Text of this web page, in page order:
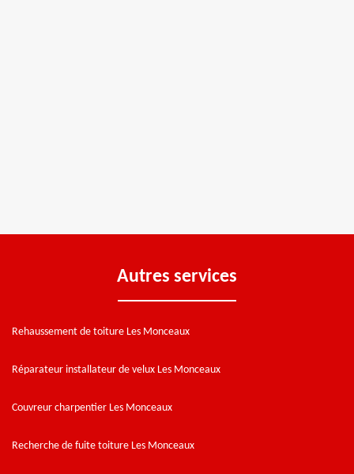
Autres services
Rehaussement de toiture Les Monceaux
Réparateur installateur de velux Les Monceaux
Couvreur charpentier Les Monceaux
Recherche de fuite toiture Les Monceaux